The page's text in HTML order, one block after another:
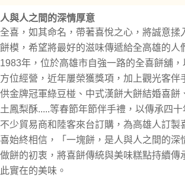
人與人之間的深情厚意
全喜，如其命名，帶著喜悅之心，將誠意揉
餅模，希望將最好的滋味傳遞給全高雄的人
1983年，位於高雄市自強一路的全喜餅舖
方位經營，近年屢榮獲獎項，加上觀光客伴
供金牌冠軍綠豆椪、中式漢餅大餅結婚喜餅
土鳳梨酥.....等春節年節伴手禮，以傳承四十
不少貿易商和陸客來台訂購，為高雄人訂製
喜始終相信，「一塊餅，是人與人之間的深
做餅的初衷，將喜餅傳統與美味糕點持續傳
此實在的美味。